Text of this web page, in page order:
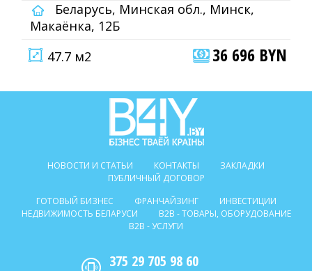
Беларусь, Минская обл., Минск,
Макаёнка, 12Б
47.7 м2
36 696 BYN
НОВОСТИ И СТАТЬИ КОНТАКТЫ
ЗАКЛАДКИ
ПУБЛИЧНЫЙ ДОГОВОР
ГОТОВЫЙ БИЗНЕС
ФРАНЧАЙЗИНГ
ИНВЕСТИЦИИ
НЕДВИЖИМОСТЬ БЕЛАРУСИ
B2B - ТОВАРЫ, ОБОРУДОВАНИЕ
B2B - УСЛУГИ
375 29 705 98 60